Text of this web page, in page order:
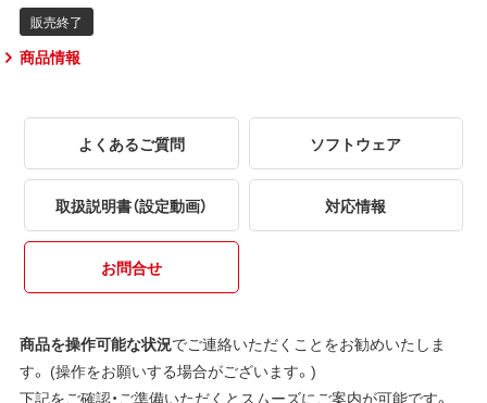
商品情報
よくあるご質問 ソフトウェア
取扱説明書（設定動画） 対応情報
お問合せ
商品を操作可能な状況でご連絡いただくことをお勧めいたしま
す。 (操作をお願いする場合がございます。)
下記をご確認・ご準備いただくとスムーズにご案内が可能です。